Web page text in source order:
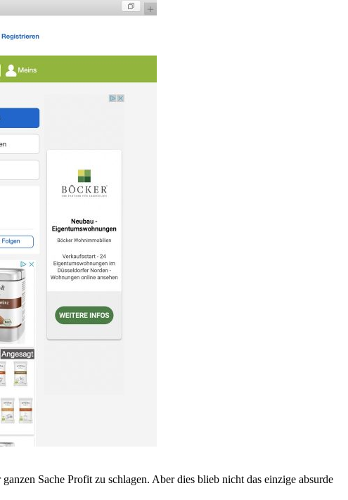
Sache Profit zu schlagen. Aber dies blieb nicht das einzige absurde